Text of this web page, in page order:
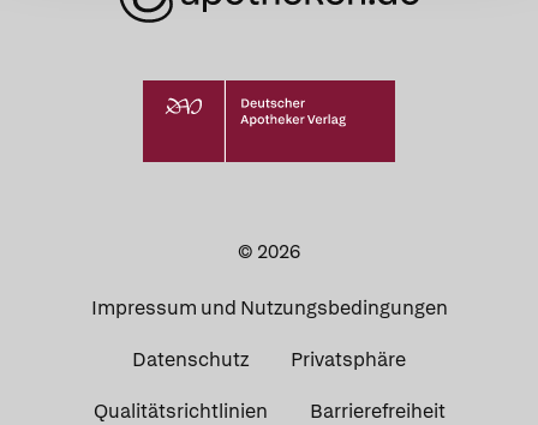
© 2026
Impressum und Nutzungsbedingungen
Datenschutz Privatsphäre
Qualitätsrichtlinien Barrierefreiheit